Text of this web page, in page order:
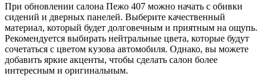
При обновлении салона Пежо 407 можно начать с обивки
сидений и дверных панелей. Выберите качественный
материал, который будет долговечным и приятным на ощупь.
Рекомендуется выбирать нейтральные цвета, которые будут
сочетаться с цветом кузова автомобиля. Однако, вы можете
добавить яркие акценты, чтобы сделать салон более
интересным и оригинальным.